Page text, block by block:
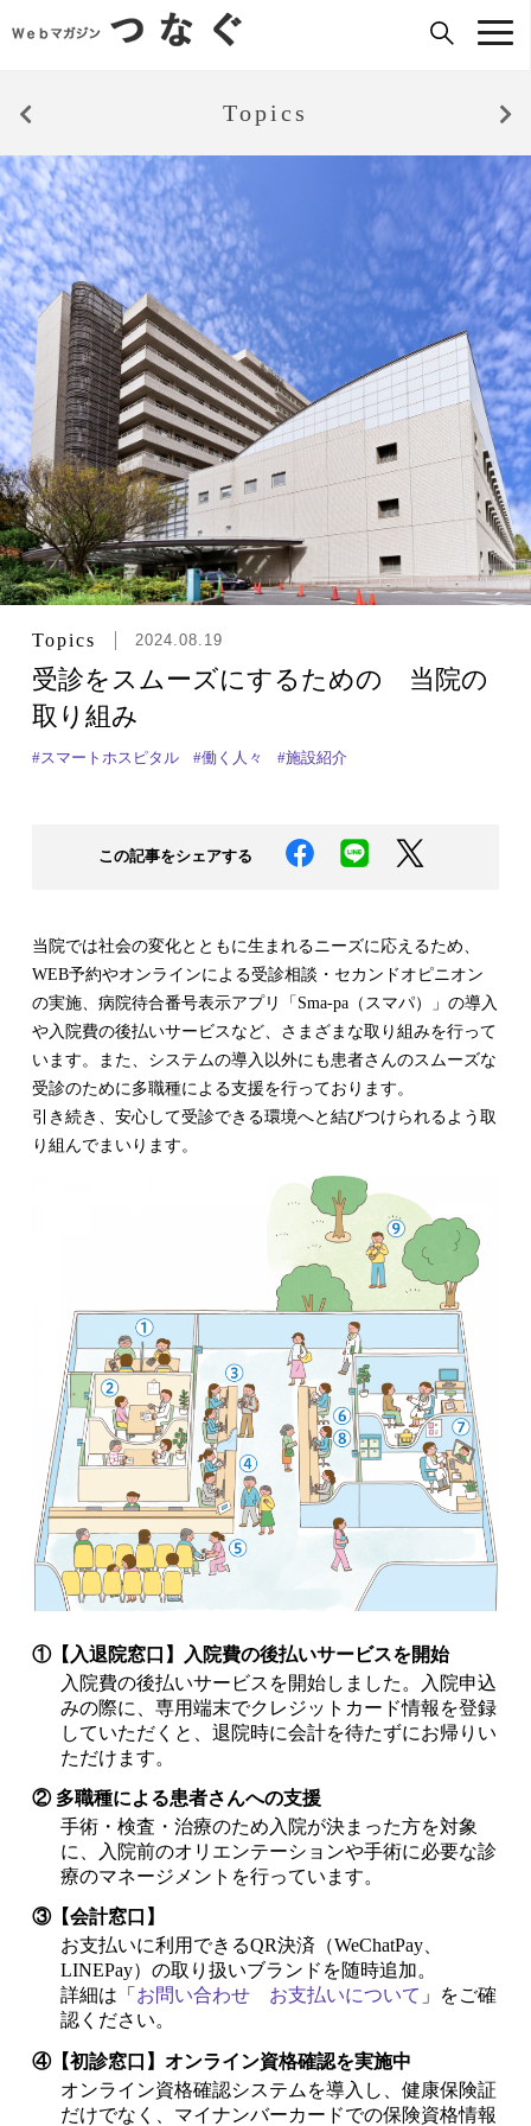
Topics
Topics 2024.08.19
受診をスムーズにするための 当院の
取り組み
#スマートホスピタル #働く人々 #施設紹介
この記事をシェアする
当院では社会の変化とともに生まれるニーズに応えるため、
WEB予約やオンラインによる受診相談・セカンドオピニオン
の実施、病院待合番号表示アプリ「Sma-pa（スマパ）」の導入
や入院費の後払いサービスなど、さまざまな取り組みを行って
います。また、システムの導入以外にも患者さんのスムーズな
受診のために多職種による支援を行っております。
引き続き、安心して受診できる環境へと結びつけられるよう取
り組んでまいります。
①【入退院窓口】入院費の後払いサービスを開始
入院費の後払いサービスを開始しました。入院申込
みの際に、専用端末でクレジットカード情報を登録
していただくと、退院時に会計を待たずにお帰りい
ただけます。
② 多職種による患者さんへの支援
手術・検査・治療のため入院が決まった方を対象
に、入院前のオリエンテーションや手術に必要な診
療のマネージメントを行っています。
③【会計窓口】
お支払いに利用できるQR決済（WeChatPay、
LINEPay）の取り扱いブランドを随時追加。
詳細は「 お問い合わせ お支払いについて 」をご確
認ください。
④【初診窓口】オンライン資格確認を実施中
オンライン資格確認システムを導入し、健康保険証
だけでなく、マイナンバーカードでの保険資格情報